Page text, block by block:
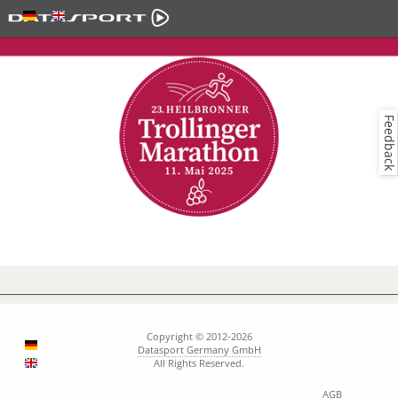
Copyright © 2012-2026
Datasport Germany GmbH
All Rights Reserved.
AGB
Feedback